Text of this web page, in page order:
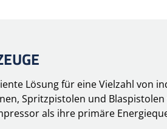
Lösung für eine Vielzahl von
Spritzpistolen und
als ihre primäre